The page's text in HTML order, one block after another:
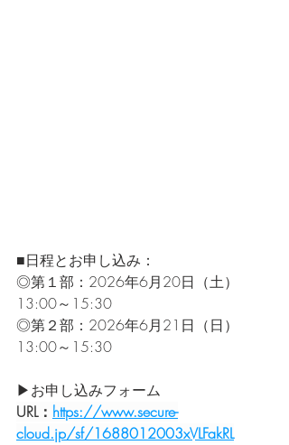
■日程とお申し込み：
◎第１部：2026年6月20日（土）
13:00～15:30
◎第２部：2026年6月21日（日）
13:00～15:30
▶︎お申し込みフォーム
URL： https://www.secure-
cloud.jp/sf/1688012003xVLFakRL